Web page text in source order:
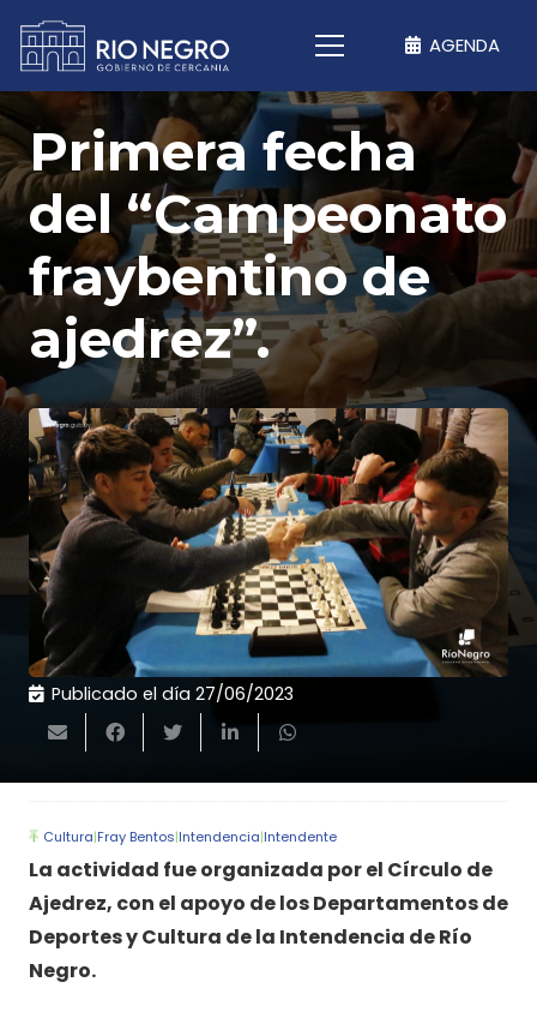
AGENDA
Primera fecha
del “Campeonato
fraybentino de
ajedrez”.
Publicado el día 27/06/2023
Cultura|Fray Bentos|Intendencia|Intendente
La actividad fue organizada por el Círculo de
Ajedrez, con el apoyo de los Departamentos de
Deportes y Cultura de la Intendencia de Río
Negro.